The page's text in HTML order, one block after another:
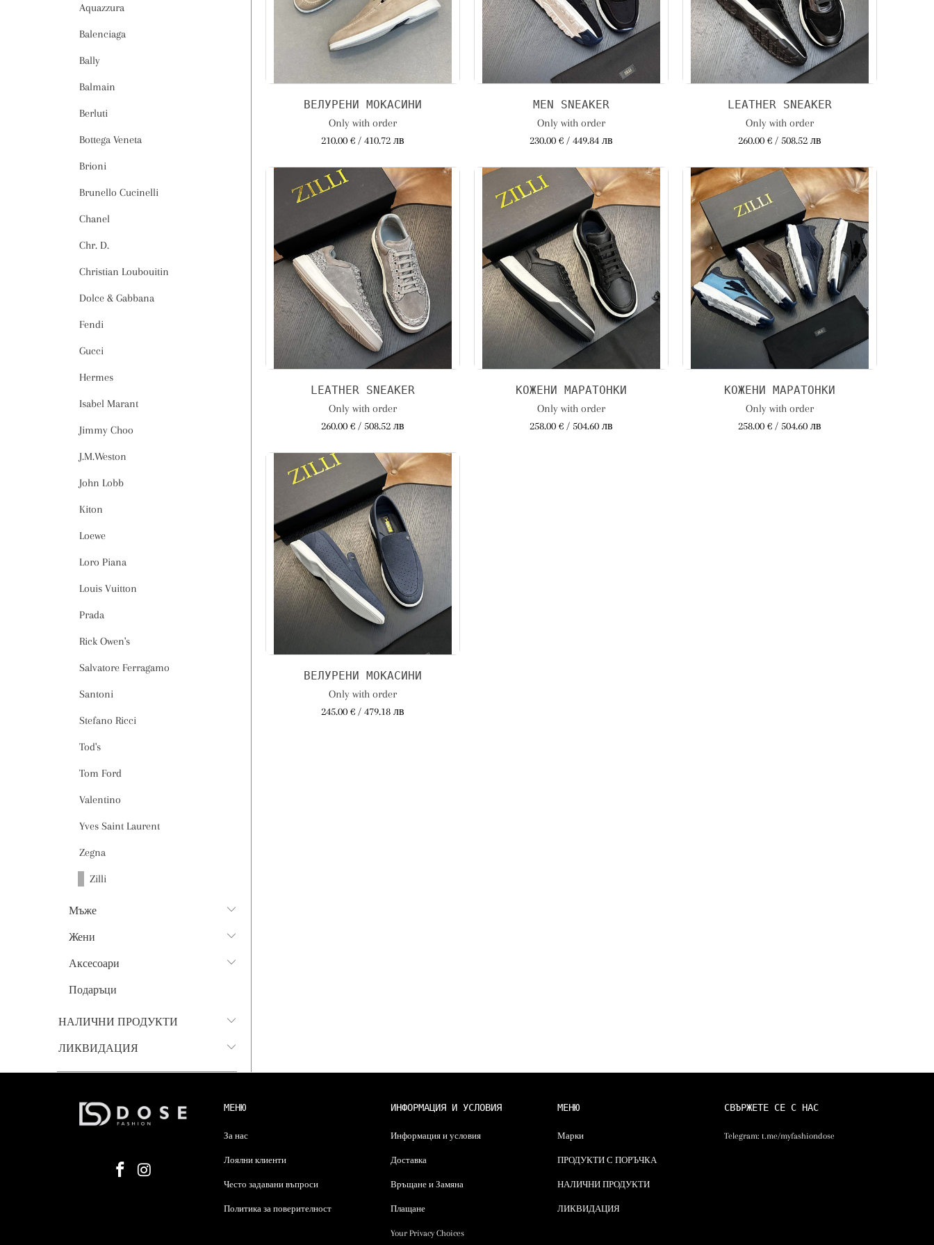
Aquazzura
Balenciaga
Bally
Balmain
Berluti
Bottega Veneta
Brioni
Brunello Cucinelli
Chanel
Chr. D.
Christian Loubouitin
Dolce & Gabbana
Fendi
Gucci
Hermes
Isabel Marant
Jimmy Choo
J.M.Weston
John Lobb
Kiton
Loewe
Loro Piana
Louis Vuitton
Prada
Rick Owen's
Salvatore Ferragamo
Santoni
Stefano Ricci
Tod's
Tom Ford
Valentino
Yves Saint Laurent
Zegna
Zilli
Мъже
Жени
Аксесоари
Подаръци
НАЛИЧНИ ПРОДУКТИ
ЛИКВИДАЦИЯ
ВЕЛУРЕНИ МОКАСИНИ
Only with order
210.00 € / 410.72 лв
MEN SNEAKER
Only with order
230.00 € / 449.84 лв
LEATHER SNEAKER
Only with order
260.00 € / 508.52 лв
LEATHER SNEAKER
Only with order
260.00 € / 508.52 лв
КОЖЕНИ МАРАТОНКИ
Only with order
258.00 € / 504.60 лв
КОЖЕНИ МАРАТОНКИ
Only with order
258.00 € / 504.60 лв
ВЕЛУРЕНИ МОКАСИНИ
Only with order
245.00 € / 479.18 лв
МЕНЮ
За нас
Лоялни клиенти
Често задавани въпроси
Политика за поверителност
ИНФОРМАЦИЯ И УСЛОВИЯ
Информация и условия
Доставка
Връщане и Замяна
Плащане
Your Privacy Choices
МЕНЮ
Марки
ПРОДУКТИ С ПОРЪЧКА
НАЛИЧНИ ПРОДУКТИ
ЛИКВИДАЦИЯ
СВЪРЖЕТЕ СЕ С НАС
Telegram: t.me/myfashiondose